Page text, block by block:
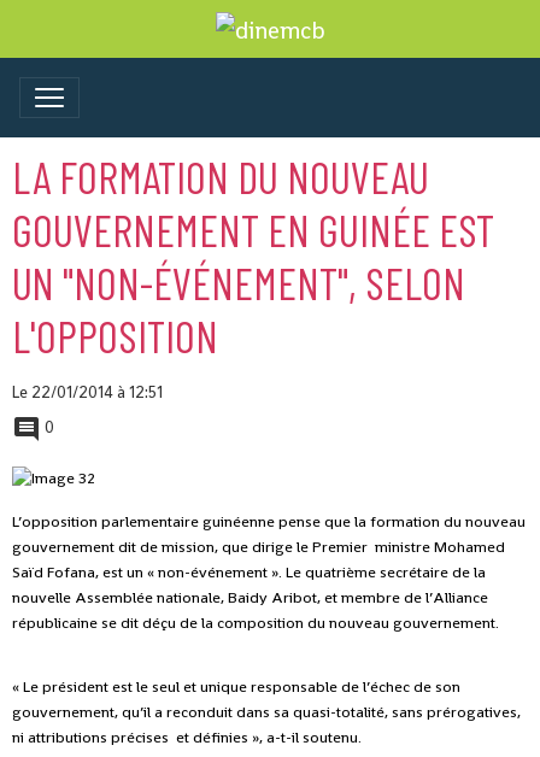
LA FORMATION DU NOUVEAU
GOUVERNEMENT EN GUINÉE EST
UN "NON-ÉVÉNEMENT", SELON
L'OPPOSITION
Le 22/01/2014à 12:51
0
L’opposition parlementaire guinéenne pense que la formation du nouveau
gouvernement dit de mission, que dirige le Premier ministre Mohamed
Saïd Fofana, est un « non-événement ». Le quatrième secrétaire de la
nouvelle Assemblée nationale, Baidy Aribot, et membre de l’Alliance
républicaine se dit déçu de la composition du nouveau gouvernement.
« Le président est le seul et unique responsable de l’échec de son
gouvernement, qu’il a reconduit dans sa quasi-totalité, sans prérogatives,
ni attributions précises et définies », a-t-il soutenu.